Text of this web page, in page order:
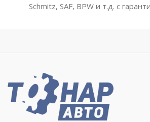
Schmitz, SAF, BPW и т.д. с